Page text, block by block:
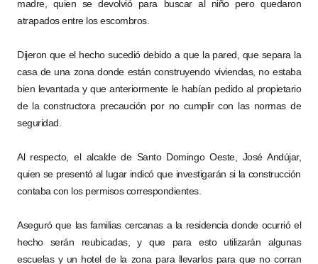
madre, quien se devolvió para buscar al niño pero quedaron
atrapados entre los escombros.
Dijeron que el hecho sucedió debido a que la pared, que separa la
casa de una zona donde están construyendo viviendas, no estaba
bien levantada y que anteriormente le habían pedido al propietario
de la constructora precaución por no cumplir con las normas de
seguridad.
Al respecto, el alcalde de Santo Domingo Oeste, José Andújar,
quien se presentó al lugar indicó que investigarán si la construcción
contaba con los permisos correspondientes.
Aseguró que las familias cercanas a la residencia donde ocurrió el
hecho serán reubicadas, y que para esto utilizarán algunas
escuelas y un hotel de la zona para llevarlos para que no corran